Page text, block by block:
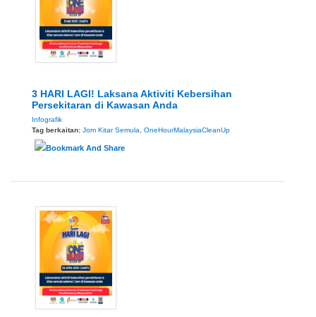
3 HARI LAGI! Laksana Aktiviti Kebersihan
Persekitaran di Kawasan Anda
Infografik
Tag berkaitan: Jom Kitar Semula OneHourMalaysiaCleanUp